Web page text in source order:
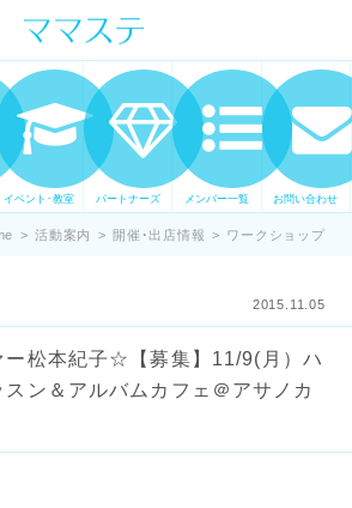
信します。 手づくり
ママステ スキル・セ
たいママが集まって
ます。
イベント･教室 パートナーズ メンバー一覧 お問い合わせ
> 活動案内 > 開催･出店情報 > ワークショップ
2015.11.05
松本紀子☆【募集】11/9(月）ハ
ン＆アルバムカフェ＠アサノカ